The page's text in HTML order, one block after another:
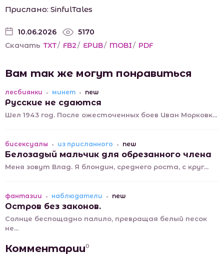
Прислано: SinfulTales
10.06.2026
5170
Скачать TXT/ FB2/ EPUB/ MOBI/ PDF
Вам так же могут понравиться
лесбиянки минет new
Русские не сдаются
Шел 1943 год. После ожесточенных боев Иван Морковк...
бисексуалы из присланного new
Белозадый мальчик для обрезанного члена
Меня зовут Влад. Я блондин, среднего роста, с круг...
фантазии наблюдатели new
Остров без законов.
Солнце беспощадно палило, превращая белый песок
не...
Комментарии0